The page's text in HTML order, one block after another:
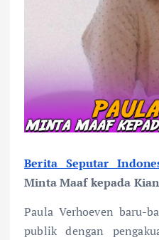
Berita Seputar
Minta Maaf kepada
Paula Verhoeven baru-
publik dengan